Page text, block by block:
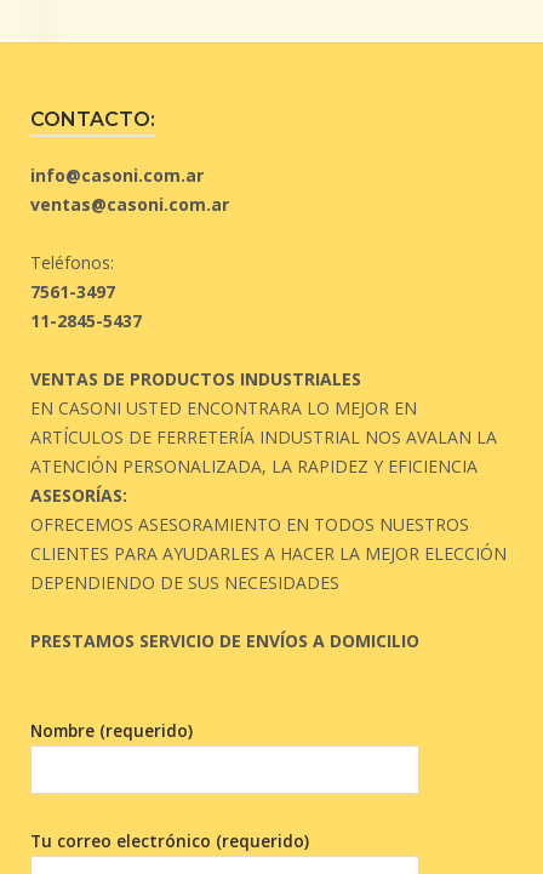
CONTACTO:
info@casoni.com.ar
ventas@casoni.com.ar
Teléfonos:
7561-3497
11-2845-5437
VENTAS DE PRODUCTOS INDUSTRIALES
EN CASONI USTED ENCONTRARA LO MEJOR EN
ARTÍCULOS DE FERRETERÍA INDUSTRIAL NOS AVALAN LA
ATENCIÓN PERSONALIZADA, LA RAPIDEZ Y EFICIENCIA
ASESORÍAS:
OFRECEMOS ASESORAMIENTO EN TODOS NUESTROS
CLIENTES PARA AYUDARLES A HACER LA MEJOR ELECCIÓN
DEPENDIENDO DE SUS NECESIDADES
PRESTAMOS SERVICIO DE ENVÍOS A DOMICILIO
Nombre (requerido)
Tu correo electrónico (requerido)